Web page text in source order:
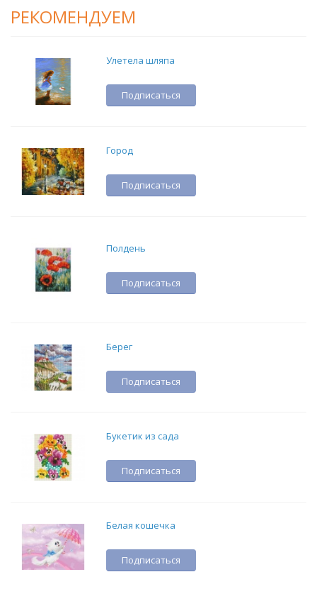
РЕКОМЕНДУЕМ
Улетела шляпа
Подписаться
Город
Подписаться
Полдень
Подписаться
Берег
Подписаться
Букетик из сада
Подписаться
Белая кошечка
Подписаться